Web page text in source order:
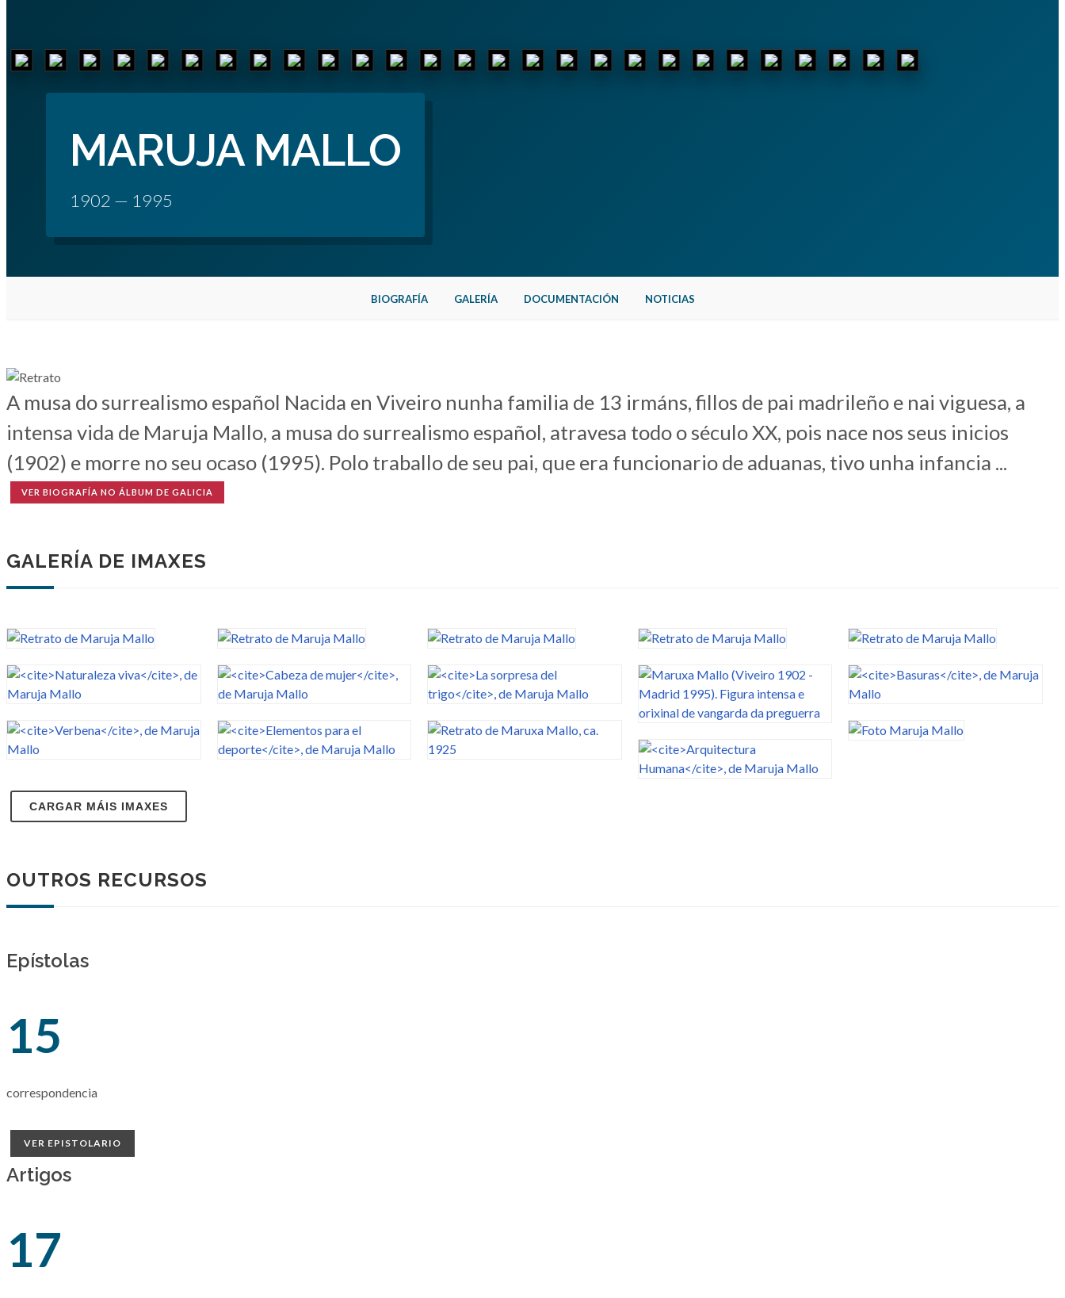
MARUJA MALLO
1902 — 1995
BIOGRAFÍA GALERÍA DOCUMENTACIÓN NOTICIAS
A musa do surrealismo español Nacida en Viveiro nunha familia de 13 irmáns, fillos de pai madrileño e nai viguesa, a
intensa vida de Maruja Mallo, a musa do surrealismo español, atravesa todo o século XX, pois nace nos seus inicios
(1902) e morre no seu ocaso (1995). Polo traballo de seu pai, que era funcionario de aduanas, tivo unha infancia ...
VER BIOGRAFÍA NO ÁLBUM DE GALICIA
GALERÍA DE IMAXES
CARGAR MÁIS IMAXES
OUTROS RECURSOS
Epístolas
15
correspondencia
VER EPISTOLARIO
Artigos
17